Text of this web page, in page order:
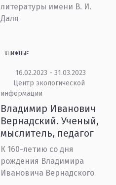
литературы имени В. И.
Даля
КНИЖНЫЕ
16.02.2023 - 31.03.2023
Центр экологической
информации
Владимир Иванович
Вернадский. Ученый,
мыслитель, педагог
К 160-летию со дня
рождения Владимира
Ивановича Вернадского